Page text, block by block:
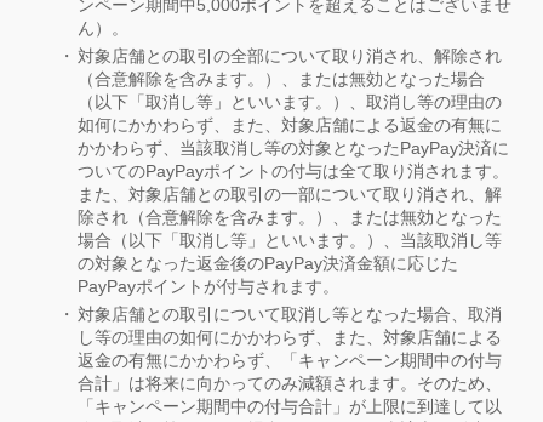
ンペーン期間中5,000ポイントを超えることはございませ
ん）。
対象店舗との取引の全部について取り消され、解除され
（合意解除を含みます。）、または無効となった場合
（以下「取消し等」といいます。）、取消し等の理由の
如何にかかわらず、また、対象店舗による返金の有無に
かかわらず、当該取消し等の対象となったPayPay決済に
ついてのPayPayポイントの付与は全て取り消されます。
また、対象店舗との取引の一部について取り消され、解
除され（合意解除を含みます。）、または無効となった
場合（以下「取消し等」といいます。）、当該取消し等
の対象となった返金後のPayPay決済金額に応じた
PayPayポイントが付与されます。
対象店舗との取引について取消し等となった場合、取消
し等の理由の如何にかかわらず、また、対象店舗による
返金の有無にかかわらず、「キャンペーン期間中の付与
合計」は将来に向かってのみ減額されます。そのため、
「キャンペーン期間中の付与合計」が上限に到達して以